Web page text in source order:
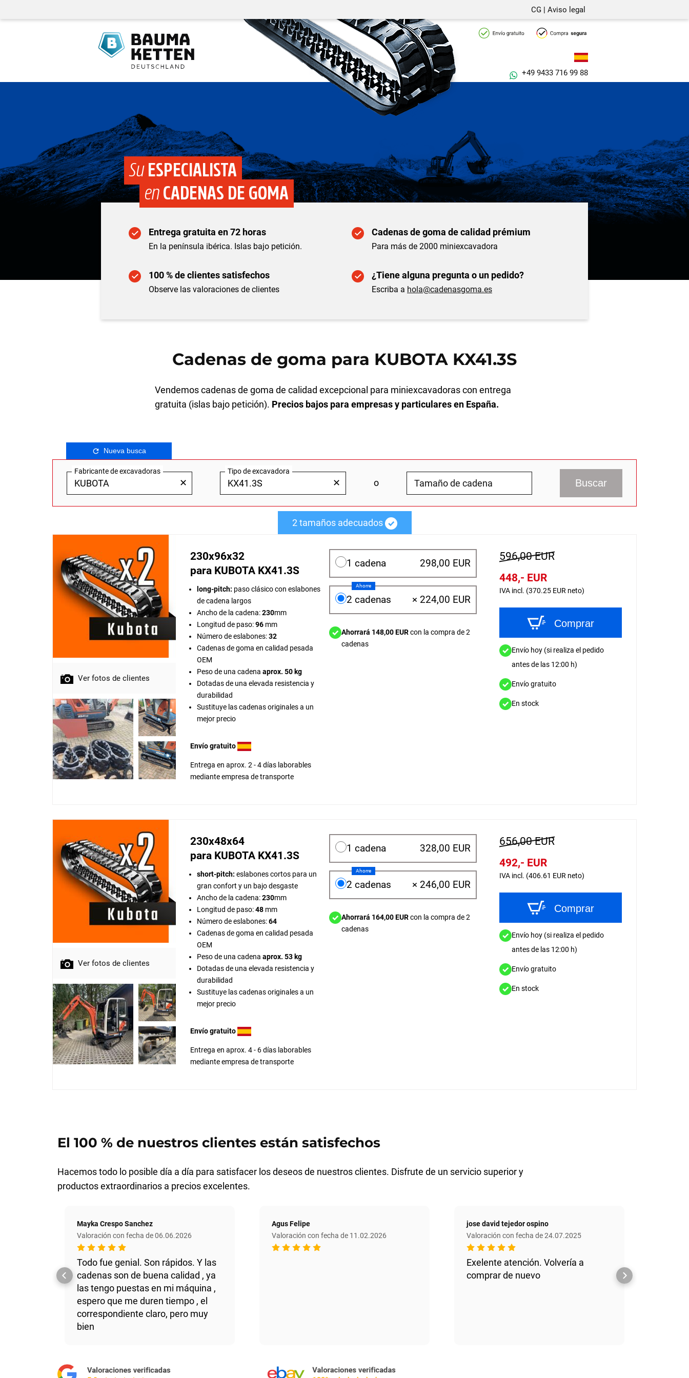
CG | Aviso legal
+49 9433 716 99 88
SuESPECIALISTA
enCADENAS DE GOMA
Entrega gratuita en 72 horas
En la península ibérica. Islas bajo petición.
Cadenas de goma de calidad prémium
Para más de 2000 miniexcavadora
100 % de clientes satisfechos
Observe las valoraciones de clientes
¿Tiene alguna pregunta o un pedido?
Escriba a hola@cadenasgoma.es
Cadenas de goma para KUBOTA KX41.3S
Vendemos cadenas de goma de calidad excepcional para miniexcavadoras con entrega
gratuita (islas bajo petición). Precios bajos para empresas y particulares en España.
Nueva busca
Fabricante de excavadoras
✕
Tipo de excavadora
✕ o Buscar
2 tamaños adecuados
Ver fotos de clientes
230x96x32
para KUBOTA KX41.3S
long-pitch: paso clásico con eslabones
de cadena largos
Ancho de la cadena:230mm
Longitud de paso:96 mm
Número de eslabones:32
Cadenas de goma en calidad pesada
OEM
Peso de una cadena aprox. 50 kg
Dotadas de una elevada resistencia y
durabilidad
Sustituye las cadenas originales a un
mejor precio
Envío gratuito
Entrega en aprox. 2 - 4 días laborables
mediante empresa de transporte
1 cadena 298,00 EUR
2 cadenas × 224,00 EUR
Ahorre
Ahorrará 148,00 EURcon la compra de 2
cadenas
596,00 EUR
448,- EUR
IVA incl. (370.25 EUR neto)
Comprar
Envío hoy (si realiza el pedido
antes de las 12:00 h)
Envío gratuito
En stock
Ver fotos de clientes
230x48x64
para KUBOTA KX41.3S
short-pitch: eslabones cortos para un
gran confort y un bajo desgaste
Ancho de la cadena:230mm
Longitud de paso:48 mm
Número de eslabones:64
Cadenas de goma en calidad pesada
OEM
Peso de una cadena aprox. 53 kg
Dotadas de una elevada resistencia y
durabilidad
Sustituye las cadenas originales a un
mejor precio
Envío gratuito
Entrega en aprox. 4 - 6 días laborables
mediante empresa de transporte
1 cadena 328,00 EUR
2 cadenas × 246,00 EUR
Ahorre
Ahorrará 164,00 EURcon la compra de 2
cadenas
656,00 EUR
492,- EUR
IVA incl. (406.61 EUR neto)
Comprar
Envío hoy (si realiza el pedido
antes de las 12:00 h)
Envío gratuito
En stock
El 100 % de nuestros clientes están satisfechos
Hacemos todo lo posible día a día para satisfacer los deseos de nuestros clientes. Disfrute de un servicio superior y
productos extraordinarios a precios excelentes.
Mayka Crespo Sanchez
Valoración con fecha de 06.06.2026
Todo fue genial. Son rápidos. Y las
cadenas son de buena calidad , ya
las tengo puestas en mi máquina ,
espero que me duren tiempo , el
correspondiente claro, pero muy
bien
Agus Felipe
Valoración con fecha de 11.02.2026
jose david tejedor ospino
Valoración con fecha de 24.07.2025
Exelente atención. Volvería a
comprar de nuevo